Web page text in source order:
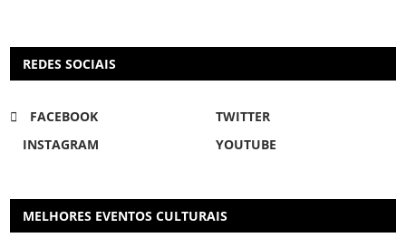
REDES SOCIAIS
FACEBOOK
TWITTER
INSTAGRAM
YOUTUBE
MELHORES EVENTOS CULTURAIS